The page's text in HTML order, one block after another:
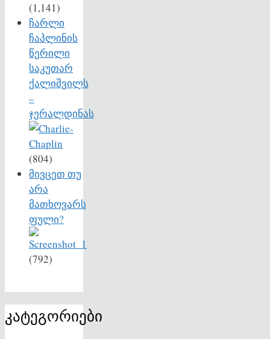
(1,141)
ჩარლი
ჩაპლინის
წერილი
საკუთარ
ქალიშვილს
–
ჯერალდინას
(804)
მივცეთ თუ
არა
მათხოვარს
ფული?
(792)
კატეგორიები